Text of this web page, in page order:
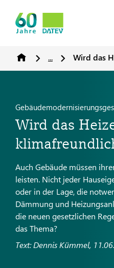
... Wird das
Wird das
Auch Gebäude müssen
leisten. Nicht jeder
oder in der Lage, die
Dämmung und
die neuen gesetzlichen
das Thema?
Text: Dennis Kümmel,